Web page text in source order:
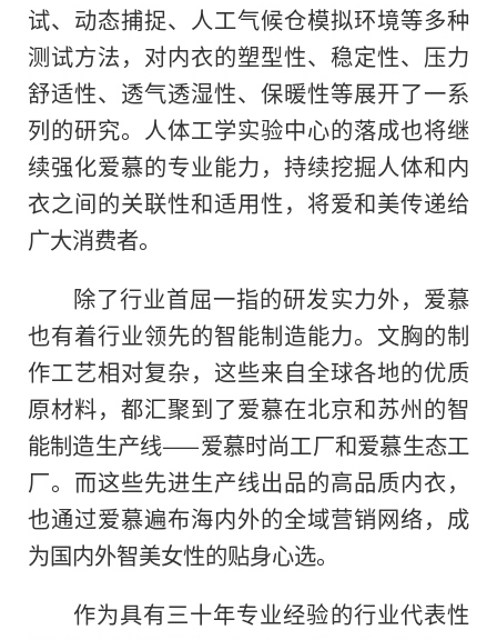
试、动态捕捉、人工气候仓模拟环境等多种
测试方法，对内衣的塑型性、稳定性、压力
舒适性、透气透湿性、保暖性等展开了一系
列的研究。人体工学实验中心的落成也将继
续强化爱慕的专业能力，持续挖掘人体和内
衣之间的关联性和适用性，将爱和美传递给
广大消费者。
除了行业首屈一指的研发实力外，爱慕
也有着行业领先的智能制造能力。文胸的制
作工艺相对复杂，这些来自全球各地的优质
原材料，都汇聚到了爱慕在北京和苏州的智
能制造生产线——爱慕时尚工厂和爱慕生态工
厂。而这些先进生产线出品的高品质内衣，
也通过爱慕遍布海内外的全域营销网络，成
为国内外智美女性的贴身心选。
作为具有三十年专业经验的行业代表性